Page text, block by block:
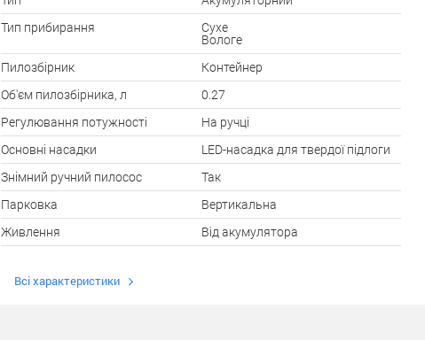
Тип прибирання
Сухе
Вологе
Пилозбірник
Контейнер
Об'єм пилозбірника, л
0.27
Регулювання потужності
На ручці
Основні насадки
LED-насадка для твердої підлоги
Знімний ручний пилосос
Так
Парковка
Вертикальна
Живлення
Від акумулятора
Всі характеристики